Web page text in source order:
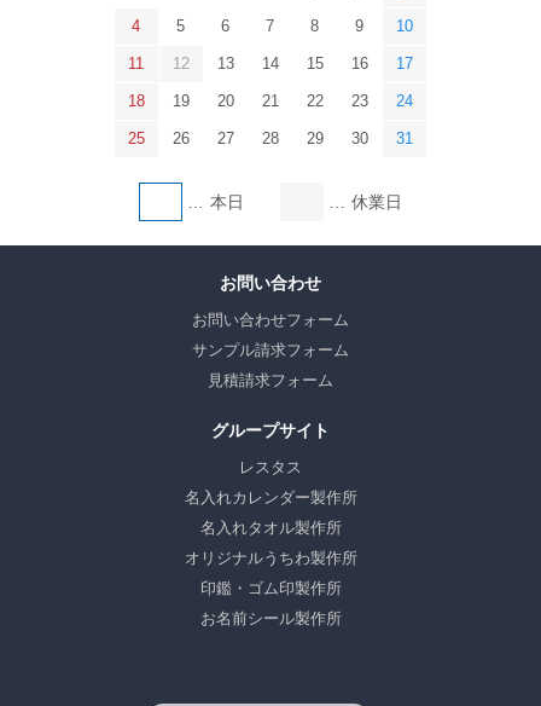
4 5 6 7 8 9 10
11 12 13 14 15 16 17
18 19 20 21 22 23 24
25 26 27 28 29 30 31
本日 休業日
お問い合わせ
お問い合わせフォーム
サンプル請求フォーム
見積請求フォーム
グループサイト
レスタス
名入れカレンダー製作所
名入れタオル製作所
オリジナルうちわ製作所
印鑑・ゴム印製作所
お名前シール製作所